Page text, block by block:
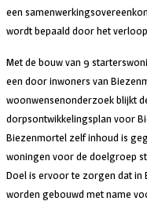
een
wordt bepaald door het
Met de bouw van 9
een door inwoners van
woonwensenonderzoek blijkt
dorpsontwikkelingsplan voor
Biezenmortel zelf inhoud is
woningen voor de doelgroep
Doel is ervoor te zorgen dat
worden gebouwd met name